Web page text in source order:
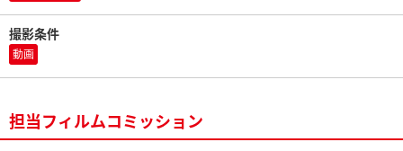
撮影条件
動画
担当フィルムコミッション